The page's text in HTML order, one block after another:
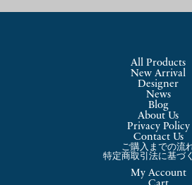
All Products
New Arrival
Designer
News
Blog
About Us
Privacy Policy
Contact Us
ご購入までの流
特定商取引法に基づ
My Account